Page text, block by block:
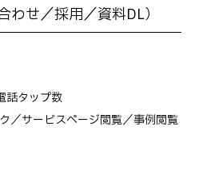
せ／採用／資料DL）
話タップ数
／サービスページ閲覧／事例閲覧